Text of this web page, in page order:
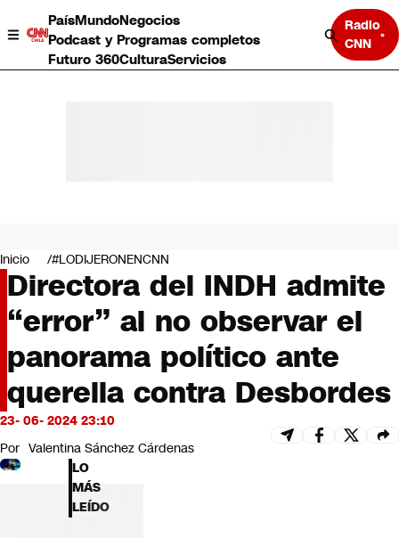
PaísMundoNegocios
Podcast y Programas completos
Futuro 360CulturaServicios
Radio
CNN
Negocios
Deportes
Programas completos
Cultura
Servicios
Bits
CNN tiempo
Futuro 360
Inicio #LODIJERONENCNN
Directora del INDH admite
“error” al no observar el
panorama político ante
querella contra Desbordes
23- 06- 2024 23:10
Por Valentina Sánchez Cárdenas
LO
MÁS
LEÍDO